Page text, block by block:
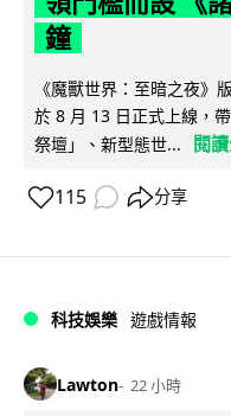
鐘
《魔獸世界：至暗之夜》
於 8 月 13 日正式上線，
祭壇」、新型態世...
閱
115 分享
科技娛樂 遊戲情報
Lawton 22 小時